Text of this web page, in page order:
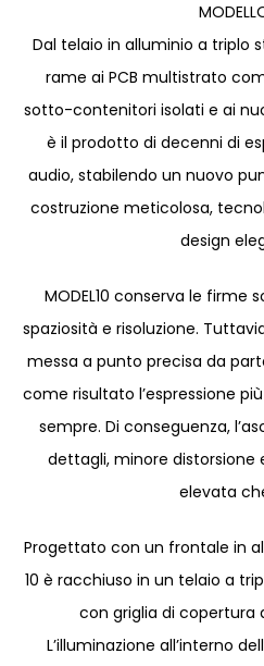
Dal telaio in alluminio a triplo
rame ai PCB multistrato
sotto-contenitori isolati e ai
è il prodotto di decenni di
audio, stabilendo un nuovo
costruzione meticolosa,
design
MODEL10 conserva le firme
spaziosità e risoluzione.
messa a punto precisa da
come risultato l’espressione
sempre. Di conseguenza,
dettagli, minore
elevata
Progettato con un frontale in
10 è racchiuso in un telaio a
con griglia di copertura
L’illuminazione all’interno